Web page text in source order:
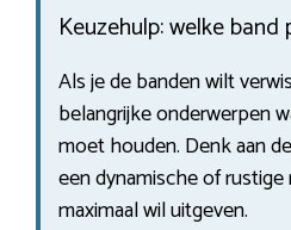
Keuzehulp: welke band
Als je de banden wilt
belangrijke onderwerpen
moet houden. Denk aan
een dynamische of
maximaal wil uitgeven.